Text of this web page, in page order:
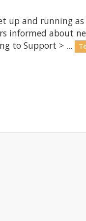
up and running
informed about
to Support > ...